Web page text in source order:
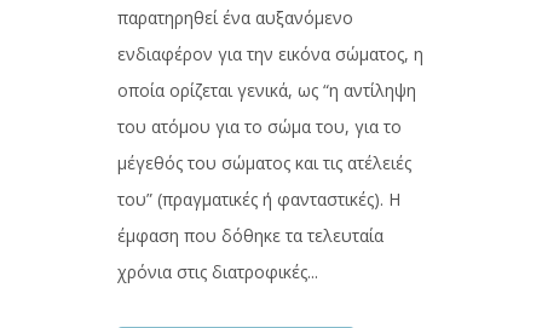
παρατηρηθεί ένα αυξανόμενο
ενδιαφέρον για την εικόνα σώματος, η
οποία ορίζεται γενικά, ως “η αντίληψη
του ατόμου για το σώμα του, για το
μέγεθός του σώματος και τις ατέλειές
του” (πραγματικές ή φανταστικές). Η
έμφαση που δόθηκε τα τελευταία
χρόνια στις διατροφικές...